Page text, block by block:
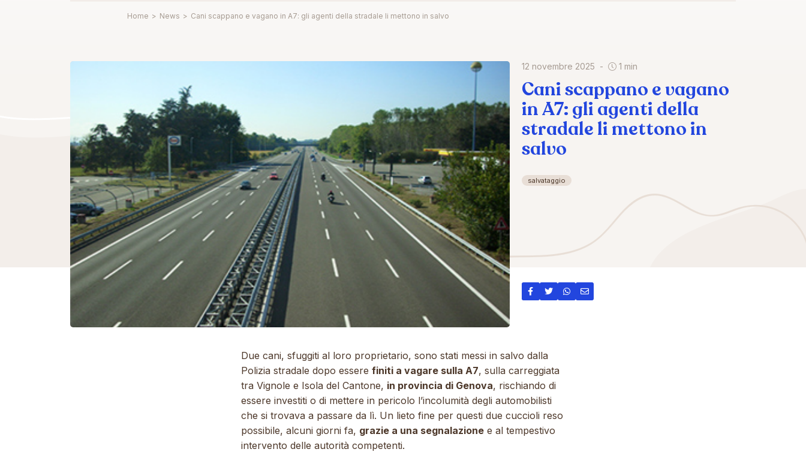
Home > News > Cani scappano e vagano in A7: gli agenti della stradale li mettono in salvo
12 novembre 2025 1 min
Cani scappano e vagano
in A7: gli agenti della
stradale li mettono in
salvo
salvataggio
Due cani, sfuggiti al loro proprietario, sono stati messi in salvo dalla
Polizia stradale dopo essere finiti a vagare sulla A7, sulla carreggiata
tra Vignole e Isola del Cantone, in provincia di Genova, rischiando di
essere investiti o di mettere in pericolo l’incolumità degli automobilisti
che si trovava a passare da lì. Un lieto fine per questi due cuccioli reso
possibile, alcuni giorni fa, grazie a una segnalazione e al tempestivo
intervento delle autorità competenti.